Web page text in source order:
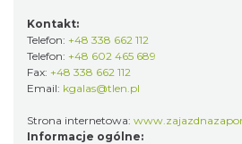
Kontakt:
Telefon: +48 338 662 112
Telefon: +48 602 465 689
Fax: +48 338 662 112
Email: kgalas@tlen.pl
Strona internetowa:
Informacje ogólne: